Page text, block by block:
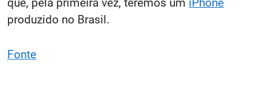
produzido no Brasil.
Fonte